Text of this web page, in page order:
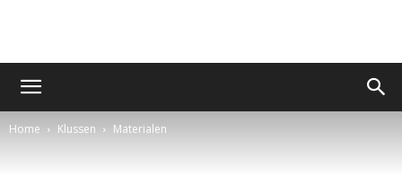
Home Klussen Materialen